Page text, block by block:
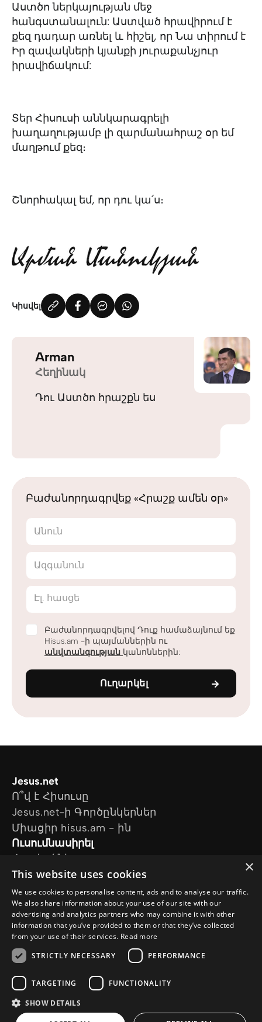
Աստծո ներկայության մեջ
հանգստանալուն: Աստված հրավիրում է
քեզ դադար առնել և հիշել, որ Նա տիրում է
Իր զավակների կյանքի յուրաքանչյուր
իրավիճակում:
Տեր Հիսուսի աննկարագրելի
խաղաղությամբ լի զարմանահրաշ օր եմ
մաղթում քեզ։
Շնորհակալ եմ, որ դու կա՛ս։
Կիսվել
Arman
Հեղինակ
Դու Աստծո հրաշքն ես
Բաժանորդագրվեք «Հրաշք ամեն օր»
Անուն
Ազգանուն
Էլ. հասցե
Բաժանորդագրվելով Դուք համաձայնում եք
Hisus.am -ի պայմաններին ու
անվտանգության կանոններին:
Ուղարկել
Jesus.net
Ո՞վ է Հիսուսը
Jesus.net-ի Գործընկերներ
Միացիր hisus.am - ին
Ուսումնասիրել
Հոդվածներ
Տեսանյութեր
Մեր նախագծերը
Ես հարց ունեմ
Հետևեք մեզ
© Copyright 2026 Hisus.am
Գաղտնիության քաղաքականություն
×
This website uses cookies
We use cookies to personalise content, ads and to analyse our traffic.
We also share information about your use of our site with our
advertising and analytics partners who may combine it with other
information that you’ve provided to them or that they’ve collected
from your use of their services. Read more
STRICTLY NECESSARY
PERFORMANCE
TARGETING FUNCTIONALITY
SHOW DETAILS